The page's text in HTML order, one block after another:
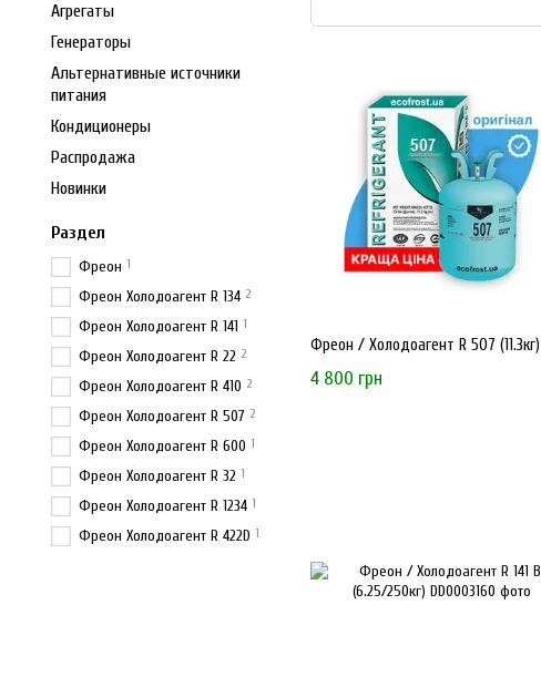
Фреон / Холодоагент R 507 (11.3кг)
4 800 грн
Агрегаты
Генераторы
Альтернативные источники
питания
Кондиционеры
Распродажа
Новинки
Раздел
Фреон 1
Фреон Холодоагент R 134 2
Фреон Холодоагент R 141 1
Фреон Холодоагент R 22 2
Фреон Холодоагент R 410 2
Фреон Холодоагент R 507 2
Фреон Холодоагент R 600 1
Фреон Холодоагент R 32 1
Фреон Холодоагент R 1234 1
Фреон Холодоагент R 422D 1